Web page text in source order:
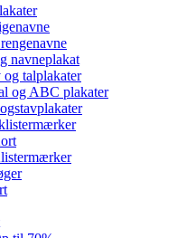
navneplakat
og talplakater
og ABC plakater